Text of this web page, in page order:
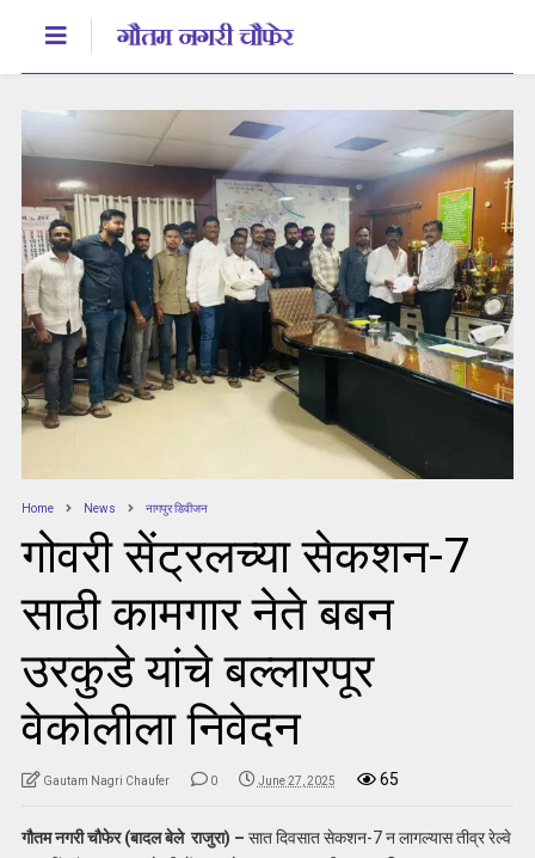
Home News नागपुर डिवीजन
गोवरी सेंट्रलच्या सेकशन-7
साठी कामगार नेते बबन
उरकुडे यांचे बल्लारपूर
वेकोलीला निवेदन
Gautam Nagri Chaufer 0 June 27, 2025 65
गौतम नगरी चौफेर (बादल बेले राजुरा) – सात दिवसात सेकशन-7 न लागल्यास तीव्र रेल्वे